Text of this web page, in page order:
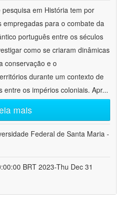
pesquisa em História tem por
empregadas para o combate da
português entre os séculos
como se criaram dinâmicas
conservação e o
durante um contexto de
entre os impérios coloniais. Apr...
mais
Federal de Santa Maria -
BRT 2023-Thu Dec 31